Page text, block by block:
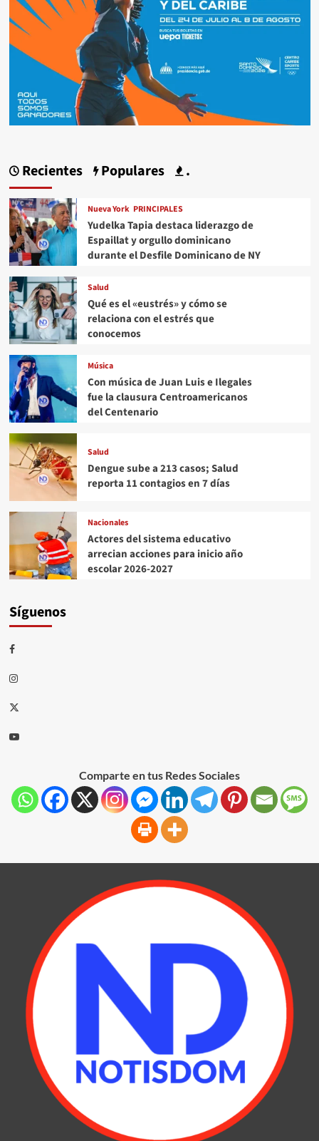
Recientes Populares .
Nueva York PRINCIPALES
Yudelka Tapia destaca liderazgo de
Espaillat y orgullo dominicano
durante el Desfile Dominicano de NY
Salud
Qué es el «eustrés» y cómo se
relaciona con el estrés que
conocemos
Música
Con música de Juan Luis e Ilegales
fue la clausura Centroamericanos
del Centenario
Salud
Dengue sube a 213 casos; Salud
reporta 11 contagios en 7 días
Nacionales
Actores del sistema educativo
arrecian acciones para inicio año
escolar 2026-2027
Síguenos
Comparte en tus Redes Sociales